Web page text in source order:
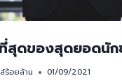
สุดของสุดยอดนัก
ร้อยล้าน 01/09/2021